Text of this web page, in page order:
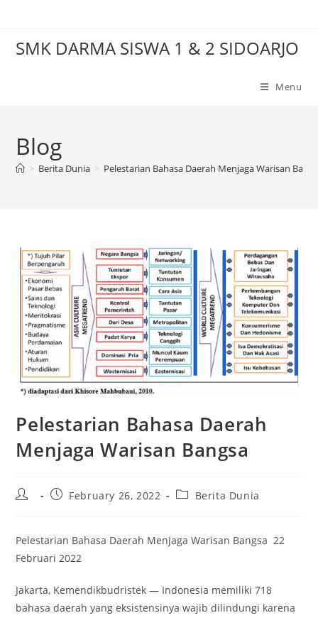
contentSMK DARMA SISWA 1 & 2 SIDOARJO
Menu
Blog
> Berita Dunia > Pelestarian Bahasa Daerah Menjaga Warisan
Pelestarian Bahasa Daerah
Menjaga Warisan Bangsa
Post
PostFebruary 26, 2022
PostBerita Dunia
Pelestarian Bahasa Daerah Menjaga Warisan Bangsa 22
Februari 2022
Jakarta, Kemendikbudristek — Indonesia memiliki 718
bahasa daerah yang eksistensinya wajib dilindungi karena